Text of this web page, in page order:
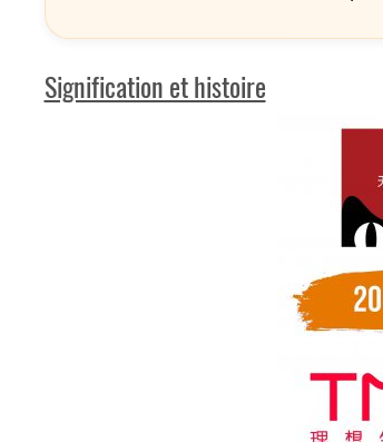
Signification et histoire